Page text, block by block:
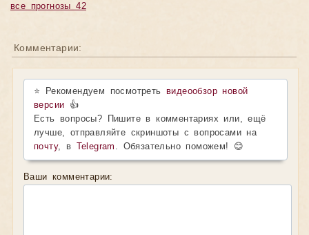
все прогнозы 42
Комментарии:
⭐ Рекомендуем посмотретьвидеообзор новой
версии 👍
Есть вопросы? Пишите в комментариях или, ещё
лучше, отправляйте скриншоты с вопросами на
почту, в Telegram . Обязательно поможем! 😊
Ваши комментарии: